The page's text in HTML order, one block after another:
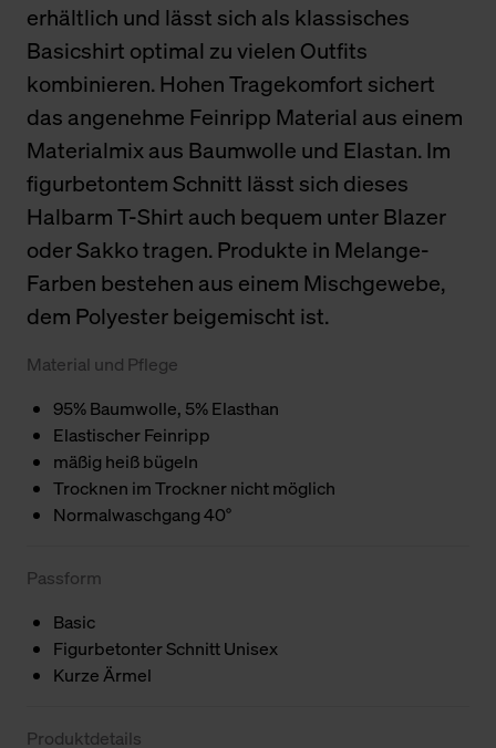
erhältlich und lässt sich als klassisches
Basicshirt optimal zu vielen Outfits
kombinieren. Hohen Tragekomfort sichert
das angenehme Feinripp Material aus einem
Materialmix aus Baumwolle und Elastan. Im
figurbetontem Schnitt lässt sich dieses
Halbarm T-Shirt auch bequem unter Blazer
oder Sakko tragen. Produkte in Melange-
Farben bestehen aus einem Mischgewebe,
dem Polyester beigemischt ist.
Material und Pflege
95% Baumwolle, 5% Elasthan
Elastischer Feinripp
mäßig heiß bügeln
Trocknen im Trockner nicht möglich
Normalwaschgang 40°
Passform
Basic
Figurbetonter Schnitt Unisex
Kurze Ärmel
Produktdetails